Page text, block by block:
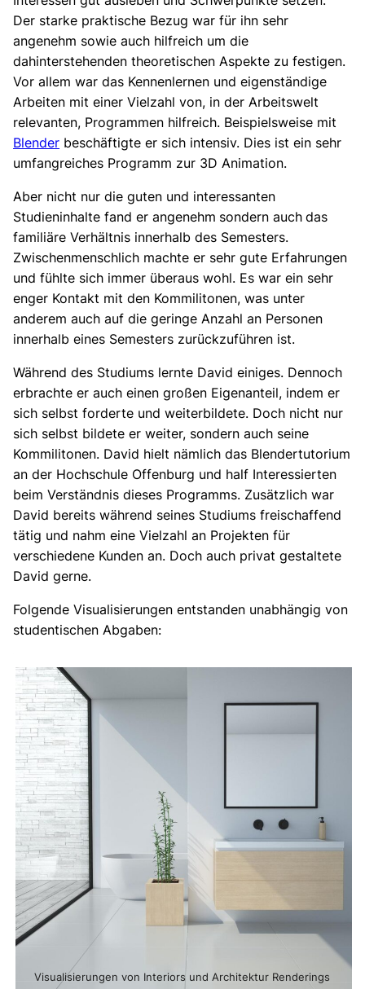
Der starke praktische Bezug war für ihn sehr
angenehm sowie auch hilfreich um die
dahinterstehenden theoretischen Aspekte zu festigen.
Vor allem war das Kennenlernen und eigenständige
Arbeiten mit einer Vielzahl von, in der Arbeitswelt
relevanten, Programmen hilfreich. Beispielsweise mit
Blender beschäftigte er sich intensiv. Dies ist ein sehr
umfangreiches Programm zur 3D Animation.
Aber nicht nur die guten und interessanten
Studieninhalte fand er angenehm sondern auch das
familiäre Verhältnis innerhalb des Semesters.
Zwischenmenschlich machte er sehr gute Erfahrungen
und fühlte sich immer überaus wohl. Es war ein sehr
enger Kontakt mit den Kommilitonen, was unter
anderem auch auf die geringe Anzahl an Personen
innerhalb eines Semesters zurückzuführen ist.
Während des Studiums lernte David einiges. Dennoch
erbrachte er auch einen großen Eigenanteil, indem er
sich selbst forderte und weiterbildete. Doch nicht nur
sich selbst bildete er weiter, sondern auch seine
Kommilitonen. David hielt nämlich das Blendertutorium
an der Hochschule Offenburg und half Interessierten
beim Verständnis dieses Programms. Zusätzlich war
David bereits während seines Studiums freischaffend
tätig und nahm eine Vielzahl an Projekten für
verschiedene Kunden an. Doch auch privat gestaltete
David gerne.
Folgende Visualisierungen entstanden unabhängig von
studentischen Abgaben:
Visualisierungen von Interiors und Architektur Renderings